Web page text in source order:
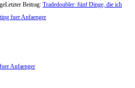
Letzter Beitrag: Tradedoubler: fünf Dinge, die ich
fuer Anfaenger
Anfaenger